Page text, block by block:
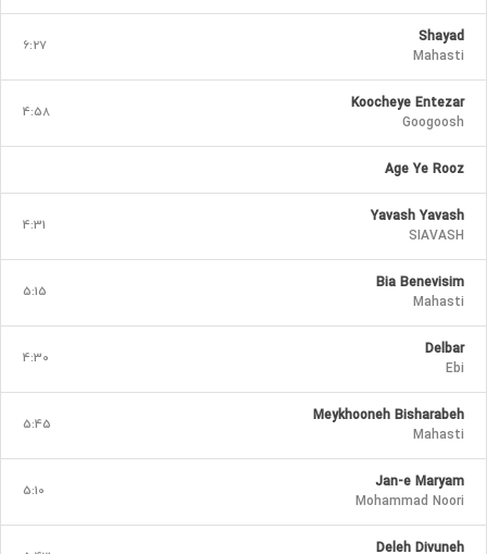
Shayad
Mahasti
6:27
Koocheye Entezar
Googoosh
4:58
Age Ye Rooz
Yavash Yavash
SIAVASH
4:31
Bia Benevisim
Mahasti
5:15
Delbar
Ebi
4:30
Meykhooneh Bisharabeh
Mahasti
5:45
Jan-e Maryam
Mohammad Noori
5:10
Deleh Divuneh